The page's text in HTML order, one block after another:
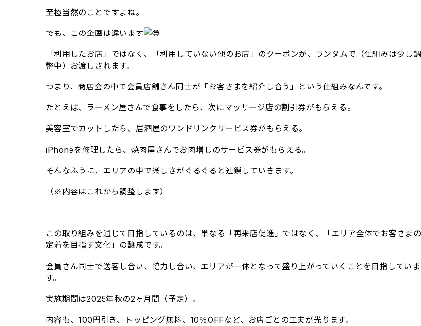
至極当然のことですよね。
でも、この企画は違います
「利用したお店」ではなく、「利用していない他のお店」のクーポンが、ランダムで（仕組みは少し調
整中）お渡しされます。
つまり、商店会の中で会員店舗さん同士が「お客さまを紹介し合う」という仕組みなんです。
たとえば、ラーメン屋さんで食事をしたら、次にマッサージ店の割引券がもらえる。
美容室でカットしたら、居酒屋のワンドリンクサービス券がもらえる。
iPhoneを修理したら、焼肉屋さんでお肉増しのサービス券がもらえる。
そんなふうに、エリアの中で楽しさがぐるぐると連鎖していきます。
（※内容はこれから調整します）
この取り組みを通じて目指しているのは、単なる「再来店促進」ではなく、「エリア全体でお客さまの
定着を目指す文化」の醸成です。
会員さん同士で送客し合い、協力し合い、エリアが一体となって盛り上がっていくことを目指していま
す。
実施期間は2025年秋の2ヶ月間（予定）。
内容も、100円引き、トッピング無料、10％OFFなど、お店ごとの工夫が光ります。